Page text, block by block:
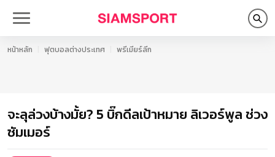
หน้าหลัก ฟุตบอลต่างประเทศ พรีเมียร์ลีก
จะลุล่วงบ้างมั้ย? 5 บิ๊กดีลเป้าหมาย ลิเวอร์พูล ช่วง
ซัมเมอร์